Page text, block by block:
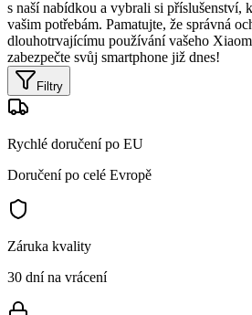
s naší nabídkou a vybrali si příslušenství,
vašim potřebám. Pamatujte, že správná
dlouhotrvajícímu používání vašeho
zabezpečte svůj smartphone již dnes!
Filtry
Rychlé doručení po EU
Doručení po celé Evropě
Záruka kvality
30 dní na vrácení